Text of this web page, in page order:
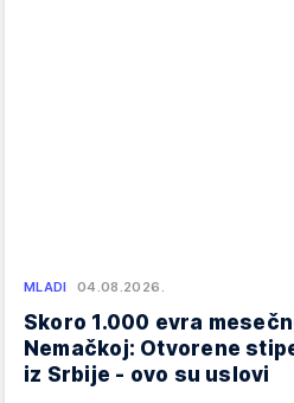
MLADI 04.08.2026.
Skoro 1.000 evra
Nemačkoj: Otvorene
iz Srbije - ovo su uslovi